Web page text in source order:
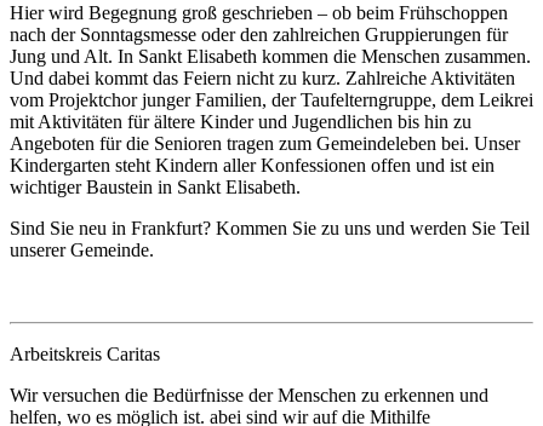
Hier wird Begegnung groß geschrieben – ob beim Frühschoppen
nach der Sonntagsmesse oder den zahlreichen Gruppierungen für
Jung und Alt. In Sankt Elisabeth kommen die Menschen zusammen.
Und dabei kommt das Feiern nicht zu kurz. Zahlreiche Aktivitäten
vom Projektchor junger Familien, der Taufelterngruppe, dem Leikrei
mit Aktivitäten für ältere Kinder und Jugendlichen bis hin zu
Angeboten für die Senioren tragen zum Gemeindeleben bei. Unser
Kindergarten steht Kindern aller Konfessionen offen und ist ein
wichtiger Baustein in Sankt Elisabeth.
Sind Sie neu in Frankfurt? Kommen Sie zu uns und werden Sie Teil
unserer Gemeinde.
Arbeitskreis Caritas
Wir versuchen die Bedürfnisse der Menschen zu erkennen und
helfen, wo es möglich ist. abei sind wir auf die Mithilfe